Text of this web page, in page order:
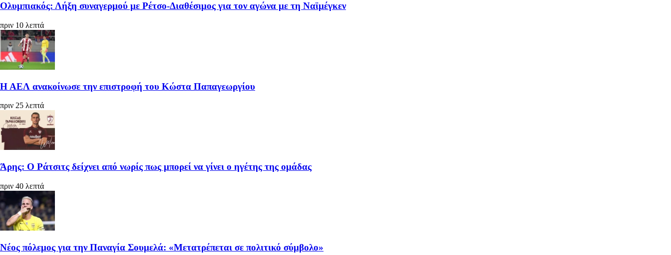
Ολυμπιακός: Λήξη συναγερμού με Ρέτσο-Διαθέσιμος για τον αγώνα με τη Ναϊμέγκεν
πριν 10 λεπτά
Η ΑΕΛ ανακοίνωσε την επιστροφή του Κώστα Παπαγεωργίου
πριν 25 λεπτά
Άρης: Ο Ράτσιτς δείχνει από νωρίς πως μπορεί να γίνει ο ηγέτης της ομάδας
πριν 40 λεπτά
Νέος πόλεμος για την Παναγία Σουμελά: «Μετατρέπεται σε πολιτικό σύμβολο»